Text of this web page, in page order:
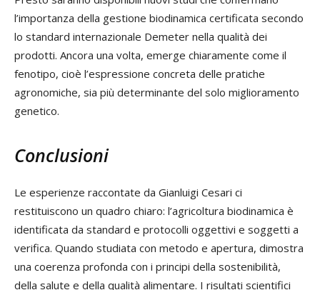
l’importanza della gestione biodinamica certificata secondo
lo standard internazionale Demeter nella qualità dei
prodotti. Ancora una volta, emerge chiaramente come il
fenotipo, cioè l’espressione concreta delle pratiche
agronomiche, sia più determinante del solo miglioramento
genetico.
Conclusioni
Le esperienze raccontate da Gianluigi Cesari ci
restituiscono un quadro chiaro: l’agricoltura biodinamica è
identificata da standard e protocolli oggettivi e soggetti a
verifica. Quando studiata con metodo e apertura, dimostra
una coerenza profonda con i principi della sostenibilità,
della salute e della qualità alimentare. I risultati scientifici